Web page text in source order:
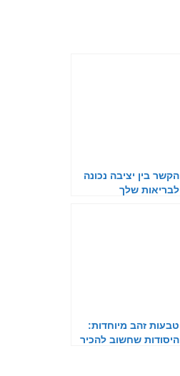
הקשר בין יציבה נכונה
לבריאות שלך
טבעות זהב מיוחדות:
היסודות שחשוב להכיר